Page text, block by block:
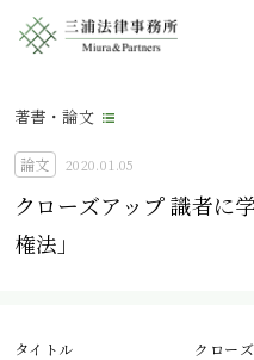
著書・論文
論文 2020.01.05
クローズアップ 識者に
権法」
タイトル
クロー